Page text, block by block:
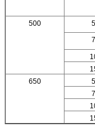
500
5
7
650
5
7